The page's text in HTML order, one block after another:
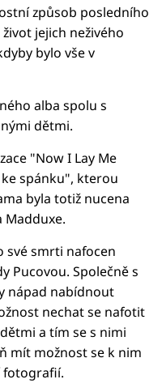
způsob posledního
jejich neživého
bylo vše v
alba spolu s
dětmi.
"Now I Lay Me
spánku", kterou
byla totiž nucena
své smrti nafocen
Pucovou. Společně s
nápad nabídnout
nechat se nafotit
a tím se s nimi
mít možnost se k nim
fotografií.